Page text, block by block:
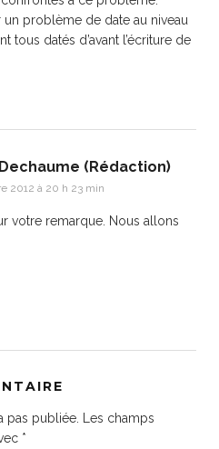
un problème de date au niveau
tous datés d’avant l’écriture de
(Rédaction)
2012 à 20 h 23 min
votre remarque. Nous allons
pas publiée.
Les champs
*